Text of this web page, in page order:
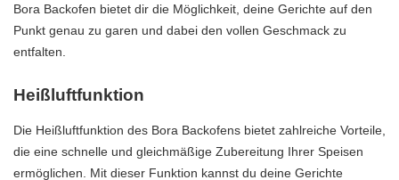
Bora Backofen bietet dir die Möglichkeit, deine Gerichte auf den
Punkt genau zu garen und dabei den vollen Geschmack zu
entfalten.
Heißluftfunktion
Die Heißluftfunktion des Bora Backofens bietet zahlreiche Vorteile,
die eine schnelle und gleichmäßige Zubereitung Ihrer Speisen
ermöglichen. Mit dieser Funktion kannst du deine Gerichte